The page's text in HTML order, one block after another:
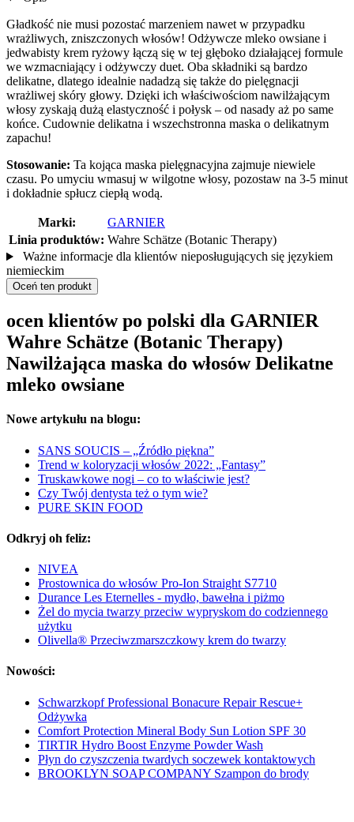
Gładkość nie musi pozostać marzeniem nawet w przypadku
wrażliwych, zniszczonych włosów! Odżywcze mleko owsiane i
jedwabisty krem ryżowy łączą się w tej głęboko działającej formule
we wzmacniający i odżywczy duet. Oba składniki są bardzo
delikatne, dlatego idealnie nadadzą się także do pielęgnacji
wrażliwej skóry głowy. Dzięki ich właściwościom nawilżającym
włosy zyskają dużą elastyczność i połysk – od nasady aż po same
końce. Cudownie delikatna i wszechstronna maska o delikatnym
zapachu!
Stosowanie: Ta kojąca maska pielęgnacyjna zajmuje niewiele
czasu. Po umyciu wmasuj w wilgotne włosy, pozostaw na 3-5 minut
i dokładnie spłucz ciepłą wodą.
Marki:
GARNIER
Linia produktów: Wahre Schätze (Botanic Therapy)
Ważne informacje dla klientów nieposługujących się językiem
niemieckim
Oceń ten produkt
ocen klientów po polski dla GARNIER
Wahre Schätze (Botanic Therapy)
Nawilżająca maska do włosów Delikatne
mleko owsiane
Nowe artykułu na blogu:
SANS SOUCIS – „Źródło piękna”
Trend w koloryzacji włosów 2022: „Fantasy”
Truskawkowe nogi – co to właściwie jest?
Czy Twój dentysta też o tym wie?
PURE SKIN FOOD
Odkryj oh feliz:
NIVEA
Prostownica do włosów Pro-Ion Straight S7710
Durance Les Eternelles - mydło, bawełna i piżmo
Żel do mycia twarzy przeciw wypryskom do codziennego
użytku
Olivella® Przeciwzmarszczkowy krem do twarzy
Nowości:
Schwarzkopf Professional Bonacure Repair Rescue+
Odżywka
Comfort Protection Mineral Body Sun Lotion SPF 30
TIRTIR Hydro Boost Enzyme Powder Wash
Płyn do czyszczenia twardych soczewek kontaktowych
BROOKLYN SOAP COMPANY Szampon do brody